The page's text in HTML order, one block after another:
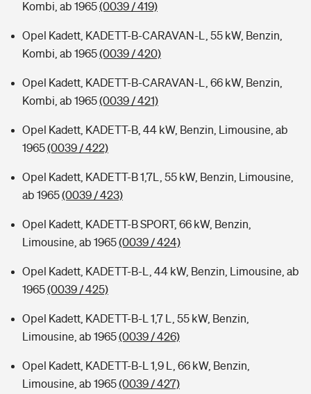
Kombi, ab 1965(0039 / 419)
Opel Kadett, KADETT-B-CARAVAN-L, 55 kW, Benzin,
Kombi, ab 1965(0039 / 420)
Opel Kadett, KADETT-B-CARAVAN-L, 66 kW, Benzin,
Kombi, ab 1965(0039 / 421)
Opel Kadett, KADETT-B, 44 kW, Benzin, Limousine, ab
1965(0039 / 422)
Opel Kadett, KADETT-B 1,7L, 55 kW, Benzin, Limousine,
ab 1965(0039 / 423)
Opel Kadett, KADETT-B SPORT, 66 kW, Benzin,
Limousine, ab 1965(0039 / 424)
Opel Kadett, KADETT-B-L, 44 kW, Benzin, Limousine, ab
1965(0039 / 425)
Opel Kadett, KADETT-B-L 1,7 L, 55 kW, Benzin,
Limousine, ab 1965(0039 / 426)
Opel Kadett, KADETT-B-L 1,9 L, 66 kW, Benzin,
Limousine, ab 1965(0039 / 427)